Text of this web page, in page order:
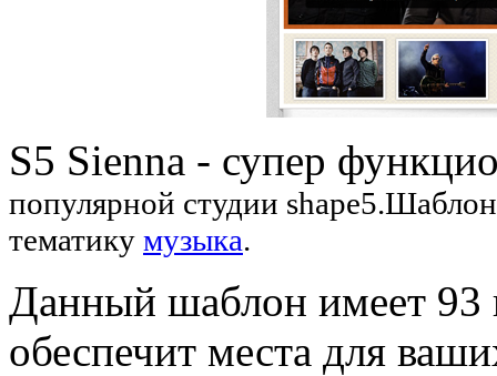
S5 Sienna - супер
популярной студии
тематику музыка.
Данный шаблон имеет 93
обеспечит места для